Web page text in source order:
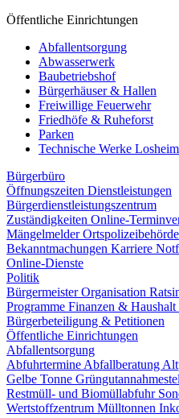
Öffentliche Einrichtungen
Abfallentsorgung
Abwasserwerk
Baubetriebshof
Bürgerhäuser & Hallen
Freiwillige Feuerwehr
Friedhöfe & Ruheforst
Parken
Technische Werke
Bürgerbüro
Öffnungszeiten Dienstleistungen
Bürgerdienstleistungszentrum
Zuständigkeiten Online-
MängelmelderOrtspolizeibehörde
Bekanntmachungen Karriere
Online-Dienste
Politik
BürgermeisterOrganisation
Programme Finanzen & Haushalt
Bürgerbeteiligung & Petitionen
Öffentliche Einrichtungen
Abfallentsorgung
Abfuhrtermine Abfallberatung
Gelbe Tonne
Restmüll- und Biomüllabfuhr
Wertstoffzentrum Mülltonnen